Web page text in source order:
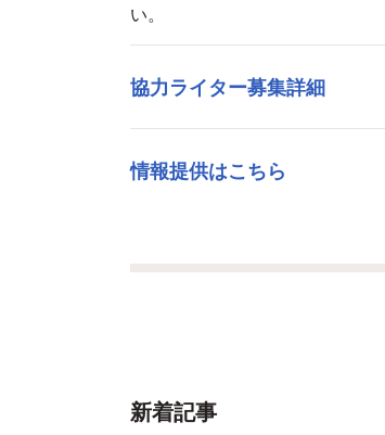
い。
協力ライター募集詳細
情報提供はこちら
新着記事